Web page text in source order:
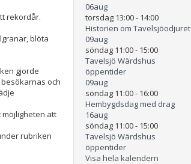
rekordår.
blöta
gjorde
och
möjligheten att
rubriken
06aug
torsdag 13:00- 14:00
Historien om Tavelsjöodjuret
09aug
söndag 11:00- 15:00
Tavelsjö Wärdshus
öppentider
09aug
söndag 11:00- 16:00
Hembygdsdag med drag
16aug
söndag 11:00- 15:00
Tavelsjö Wärdshus
öppentider
Visa hela kalendern